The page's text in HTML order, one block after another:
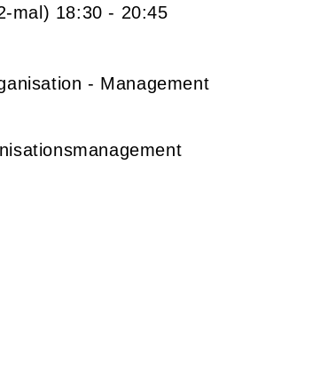
mal) 18:30 - 20:45
- Management